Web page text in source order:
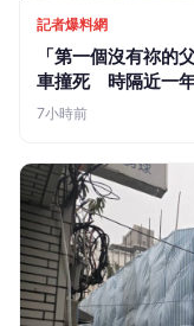
「第一個沒有祢的
車撞死 時隔近一
7小時前